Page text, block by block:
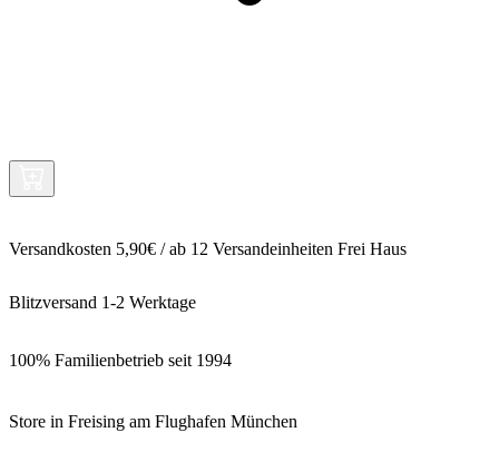
Versandkosten 5,90€ / ab 12 Versandeinheiten Frei Haus
Blitzversand 1-2 Werktage
100% Familienbetrieb seit 1994
Store in Freising am Flughafen München